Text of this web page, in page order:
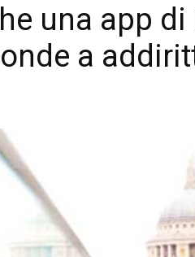
una app
a